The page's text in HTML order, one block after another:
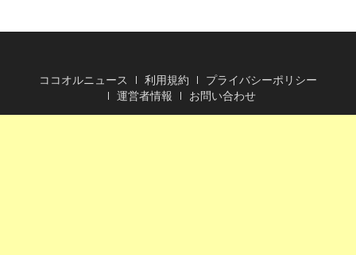
ココオルニュース 利用規約
プライバシーポリシー
運営者情報
お問い合わせ